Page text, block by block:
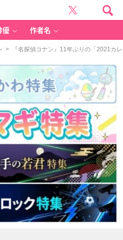
優 作者名
> 『名探偵コナン』11年ぶりの「2021カ